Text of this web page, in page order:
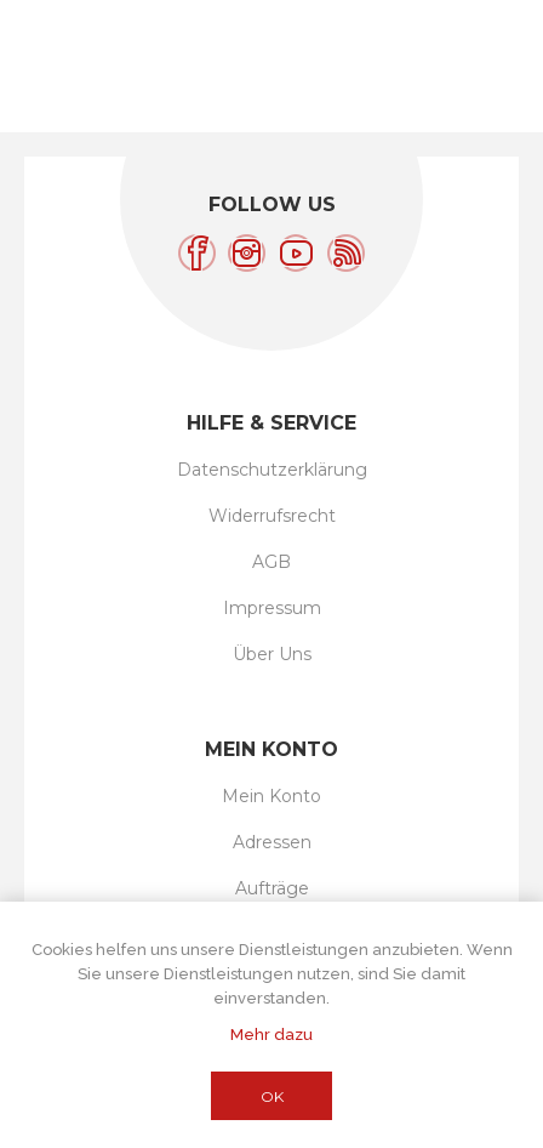
FOLLOW US
HILFE & SERVICE
Datenschutzerklärung
Widerrufsrecht
AGB
Impressum
Über Uns
MEIN KONTO
Mein Konto
Adressen
Aufträge
Cookies helfen uns unsere Dienstleistungen anzubieten. Wenn
Sie unsere Dienstleistungen nutzen, sind Sie damit
einverstanden.
Mehr dazu
OK